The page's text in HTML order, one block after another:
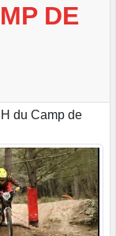
DE
du Camp de